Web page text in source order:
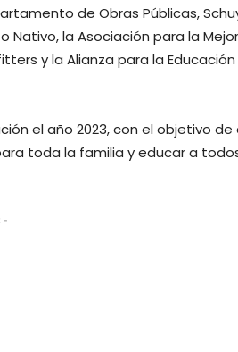
de Obras Públicas,
la Asociación para la
y la Alianza para la
el año 2023, con el objetivo
toda la familia y educar a
-